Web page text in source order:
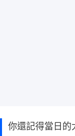
你還記得當日的